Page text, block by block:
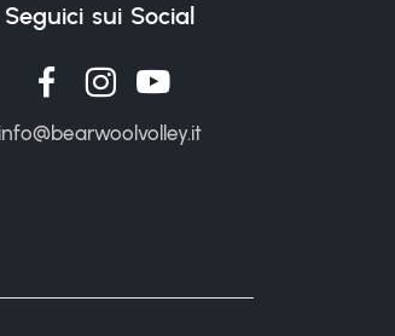
Seguici sui Social
info@bearwoolvolley.it